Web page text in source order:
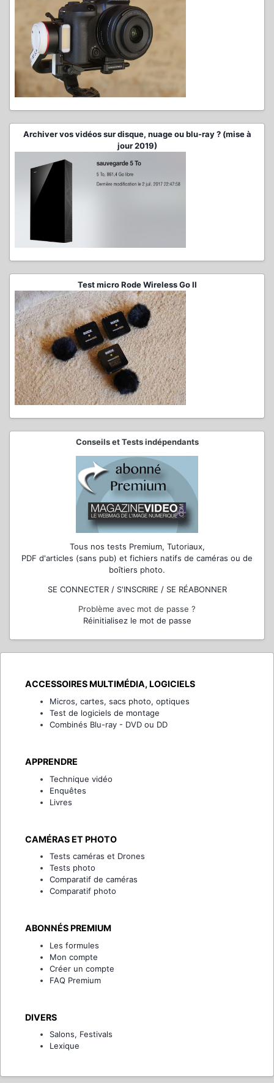
Archiver vos vidéos sur disque, nuage ou blu-ray ? (mise à
jour 2019)
Test micro Rode Wireless Go II
Conseils et Tests indépendants
Tous nos tests Premium, Tutoriaux,
PDF d'articles (sans pub) et fichiers natifs de caméras ou de
boîtiers photo.
SE CONNECTER / S'INSCRIRE / SE RÉABONNER
Problème avec mot de passe ?
Réinitialisez le mot de passe
ACCESSOIRES MULTIMÉDIA, LOGICIELS
Micros, cartes, sacs photo, optiques
Test de logiciels de montage
Combinés Blu-ray - DVD ou DD
APPRENDRE
Technique vidéo
Enquêtes
Livres
CAMÉRAS ET PHOTO
Tests caméras et Drones
Tests photo
Comparatif de caméras
Comparatif photo
ABONNÉS PREMIUM
Les formules
Mon compte
Créer un compte
FAQ Premium
DIVERS
Salons, Festivals
Lexique